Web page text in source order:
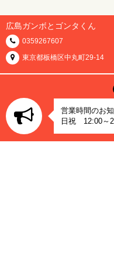
広島ガンボとゴンタくん
0359267607
東京都板橋区中丸町29-14
営業時間のお
日祝 12:00～